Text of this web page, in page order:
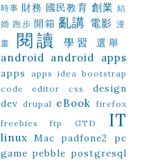
時事 財務 國民教育 創業 結
婚 跑步 開箱 亂講 電影 漫
畫
閱讀 學習 選舉
android android apps
apps apps idea bootstrap
code editor
css
design
dev drupal eBook firefox
freebies
ftp GTD IT
linux Mac padfone2
pc
game pebble postgresql